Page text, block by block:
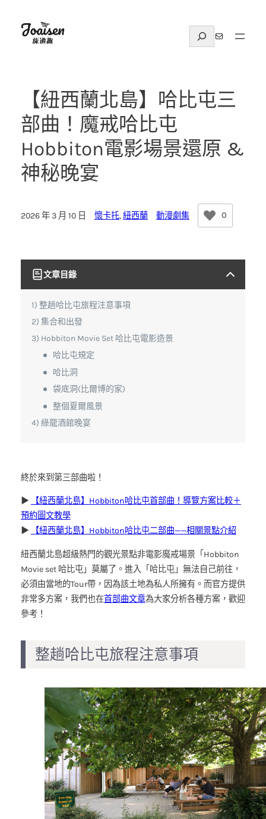
尋
電子郵件
【紐西蘭北島】哈比屯三
部曲！魔戒哈比屯
Hobbiton電影場景還原 &
神秘晚宴
2026 年 3 月 10 日 懷卡托, 紐西蘭 動漫劇集｜ 0
文章目錄
整趟哈比屯旅程注意事項
集合和出發
Hobbiton Movie Set 哈比屯電影造景
哈比屯規定
哈比洞
袋底洞(比爾博的家)
整個夏爾風景
綠龍酒館晚宴
終於來到第三部曲啦！
▶︎
【紐西蘭北島】Hobbiton哈比屯首部曲！導覽方案比較＋
預約圖文教學
▶︎
【紐西蘭北島】Hobbiton哈比屯二部曲——相關景點介紹
紐西蘭北島超級熱門的觀光景點非電影魔戒場景「Hobbiton
Movie set 哈比屯」莫屬了。進入「哈比屯」無法自己前往，
必須由當地的Tour帶，因為該土地為私人所擁有。而官方提供
非常多方案，我們也在首部曲文章為大家分析各種方案，歡迎
參考！
整趟哈比屯旅程注意事項